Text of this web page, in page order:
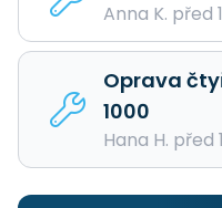
Anna K. před
Oprava
1000
Hana H. před